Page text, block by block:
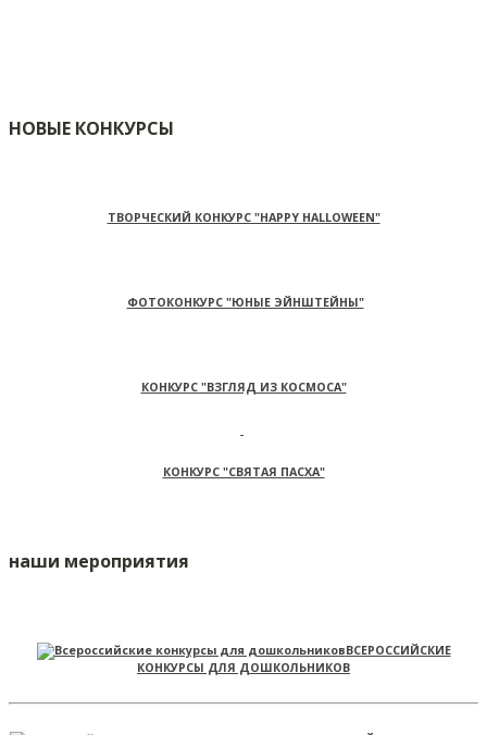
НОВЫЕ КОНКУРСЫ
ТВОРЧЕСКИЙ КОНКУРС "HAPPY HALLOWEEN"
ФОТОКОНКУРС "ЮНЫЕ ЭЙНШТЕЙНЫ"
КОНКУРС "ВЗГЛЯД ИЗ КОСМОСА"
КОНКУРС "СВЯТАЯ ПАСХА"
наши мероприятия
ВСЕРОССИЙСКИЕ
КОНКУРСЫ ДЛЯ ДОШКОЛЬНИКОВ